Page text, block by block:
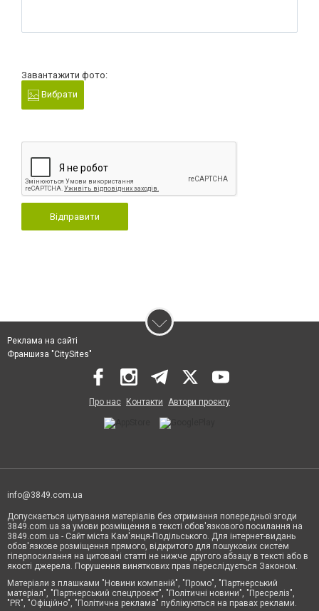
Завантажити фото:
Вибрати
Відправити
Реклама на сайті
Франшиза "CitySites"
Про нас Контакти Автори проєкту
info@3849.com.ua
Допускається цитування матеріалів без отримання попередньої згоди
3849.com.ua за умови розміщення в тексті обов'язкового посилання на
3849.com.ua - Сайт міста Кам'янця-Подільського. Для інтернет-видань
обов'язкове розміщення прямого, відкритого для пошукових систем
гіперпосилання на цитовані статті не нижче другого абзацу в тексті або в
якості джерела. Порушення виняткових прав переслідується Законом.
Матеріали з плашками "Новини компаній", "Промо", "Партнерський
матеріал", "Партнерський спецпроєкт", "Політичні новини", "Пресреліз",
"PR", "Офіційно", "Політична реклама" публікуються на правах реклами.